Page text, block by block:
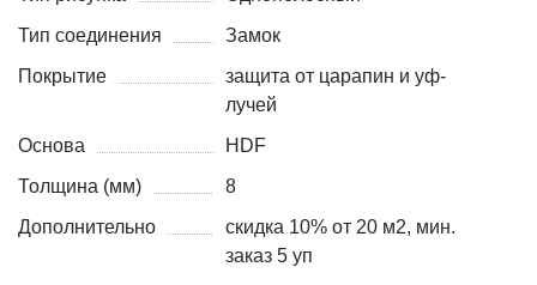
Тип соединения
Замок
Покрытие
защита от царапин и уф-
лучей
Основа
HDF
Толщина (мм)
8
Дополнительно
скидка 10% от 20 м2, мин.
заказ 5 уп